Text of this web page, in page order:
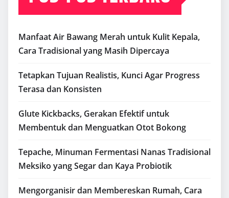
Manfaat Air Bawang Merah untuk Kulit Kepala,
Cara Tradisional yang Masih Dipercaya
Tetapkan Tujuan Realistis, Kunci Agar Progress
Terasa dan Konsisten
Glute Kickbacks, Gerakan Efektif untuk
Membentuk dan Menguatkan Otot Bokong
Tepache, Minuman Fermentasi Nanas Tradisional
Meksiko yang Segar dan Kaya Probiotik
Mengorganisir dan Membereskan Rumah, Cara